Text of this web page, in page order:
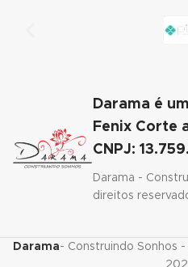
panel
Panel
Darama é
Fenix Corte
CNPJ:
Darama -
direitos
Darama- Construindo Sonhos